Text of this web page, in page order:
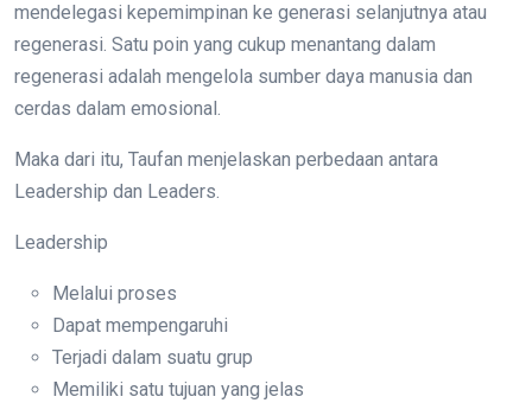
mendelegasi kepemimpinan ke generasi selanjutnya atau
regenerasi. Satu poin yang cukup menantang dalam
regenerasi adalah mengelola sumber daya manusia dan
cerdas dalam emosional.
Maka dari itu, Taufan menjelaskan perbedaan antara
Leadership dan Leaders.
Leadership
Melalui proses
Dapat mempengaruhi
Terjadi dalam suatu grup
Memiliki satu tujuan yang jelas